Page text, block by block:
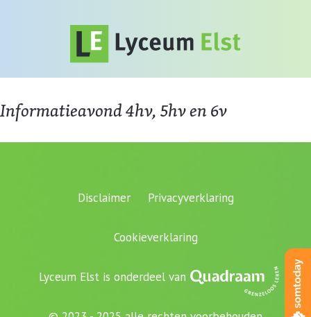
Informatieavond 4hv, 5hv en 6v
Disclaimer Privacyverklaring
Cookieverklaring
Lyceum Elst is onderdeel van